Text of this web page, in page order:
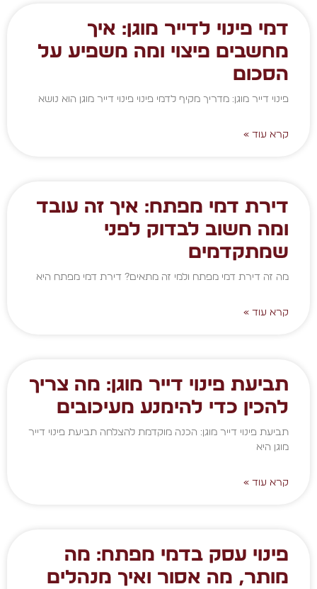
דמי פינוי לדייר מוגן: איך
מחשבים פיצוי ומה משפיע על
הסכום
פינוי דייר מוגן: מדריך מקיף לדמי פינוי פינוי דייר מוגן הוא נושא
קרא עוד »
דירת דמי מפתח: איך זה עובד
ומה חשוב לבדוק לפני
שמתקדמים
מה זה דירת דמי מפתח ולמי זה מתאים? דירת דמי מפתח היא
קרא עוד »
תביעת פינוי דייר מוגן: מה צריך
להכין כדי להימנע מעיכובים
תביעת פינוי דייר מוגן: הכנה מוקדמת להצלחה תביעת פינוי דייר
מוגן היא
קרא עוד »
פינוי עסק בדמי מפתח: מה
מותר, מה אסור ואיך מנהלים